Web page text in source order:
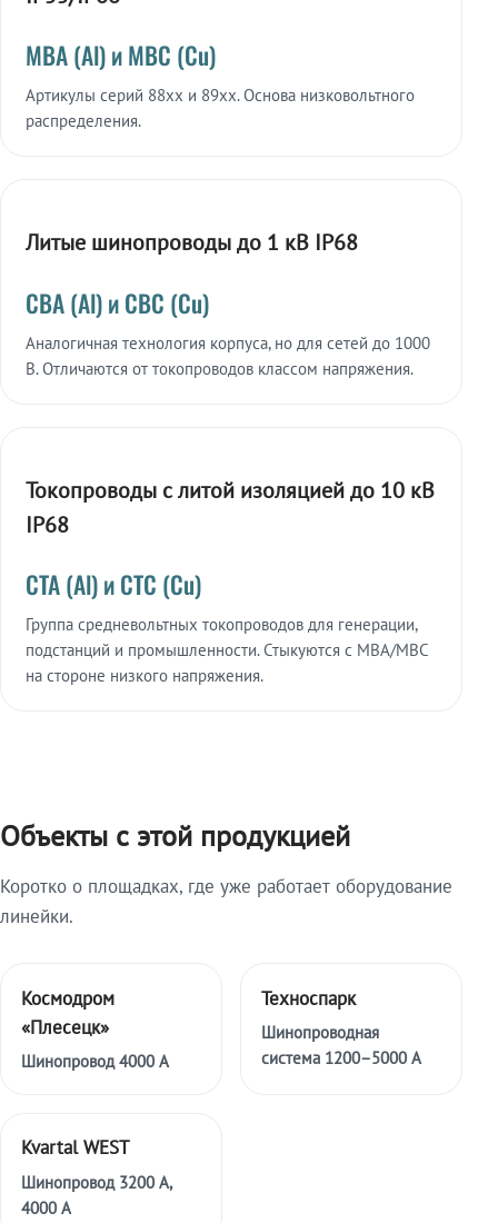
МВА (Al) и МВС (Cu)
Артикулы серий 88xx и 89xx. Основа низковольтного
распределения.
Литые шинопроводы до 1 кВ IP68
СВА (Al) и СВС (Cu)
Аналогичная технология корпуса, но для сетей до 1000
В. Отличаются от токопроводов классом напряжения.
Токопроводы с литой изоляцией до 10 кВ
IP68
СТА (Al) и СТС (Cu)
Группа средневольтных токопроводов для генерации,
подстанций и промышленности. Стыкуются с МВА/МВС
на стороне низкого напряжения.
Объекты с этой продукцией
Коротко о площадках, где уже работает оборудование
линейки.
Космодром
«Плесецк»
Шинопровод 4000 А
Техноспарк
Шинопроводная
система 1200–5000 А
Kvartal WEST
Шинопровод 3200 А,
4000 А